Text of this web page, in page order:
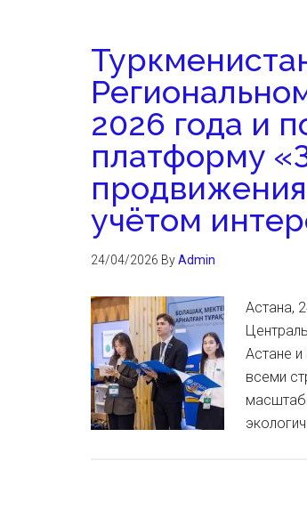
2026 года и
платформу
учётом
24/04/2026 ByAdmin
Астана,
Астане
всеми